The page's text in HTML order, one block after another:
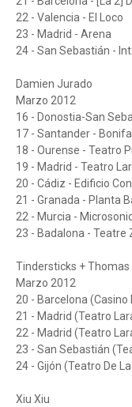
22 - Valencia - El Loco
23 - Madrid - Arena
24 - San Sebastián -
Damien Jurado
Marzo 2012
16 - Donostia-San
17 - Santander -
18 - Ourense - Teatro
19 - Madrid - Teatro
20 - Cádiz - Edificio
21 - Granada - Planta
22 - Murcia -
23 - Badalona - Teatre
Tindersticks + Thomas
Marzo 2012
20 - Barcelona (Casino
21 - Madrid (Teatro
22 - Madrid (Teatro
23 - San Sebastián
24 - Gijón (Teatro De
Xiu Xiu